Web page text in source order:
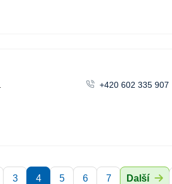
+420 602 335 907
3 4 5 6 7 Další